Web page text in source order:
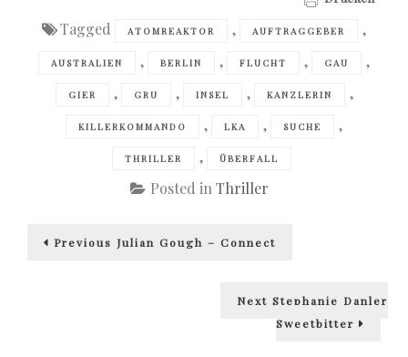
Tagged ATOMREAKTOR , AUFTRAGGEBER ,
AUSTRALIEN , BERLIN , FLUCHT , GAU ,
GIER , GRU , INSEL , KANZLERIN ,
KILLERKOMMANDO , LKA , SUCHE ,
THRILLER , ÜBERFALL
Posted inThriller
Beitragsnavigation
Previous Previous
Julian Gough – Connect
Next Next
Stephanie Danler
Sweetbitter